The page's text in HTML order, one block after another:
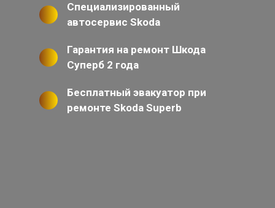
Специализированный
автосервис Skoda
Гарантия на ремонт Шкода
Суперб 2 года
Бесплатный эвакуатор при
ремонте Skoda Superb